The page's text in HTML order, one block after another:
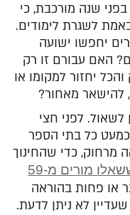
שנה מורכבת, כי
לשגרת לימודים.
יחפשו ישועה
האם עבורם זו רק
יחזור למקומו או
להישאר מאחור?
לפני חצי
כל בתי הספר
מרחוק, כדי שהחינוך
ששאלו מורים מ-59
או פחות בהוראה